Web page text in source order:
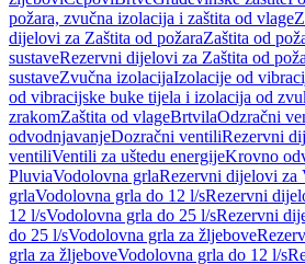
požara, zvučna izolacija i zaštita od vlage
dijelovi za Zaštita od požaraZaštita od
sustaveRezervni dijelovi za Zaštita od
sustaveZvučna izolacijaIzolacije od
od vibracijske buke tijela i izolacija od
zrakomZaštita od vlageBrtvilaOdzračni
odvodnjavanjeDozračni ventiliRezervni
ventiliVentili za uštedu energijeKrovno
PluviaVodolovna grlaRezervni dijelovi za
grlaVodolovna grla do 12 l/sRezervni
12 l/sVodolovna grla do 25 l/sRezervni
do 25 l/sVodolovna grla za žljebove
grla za žljeboveVodolovna grla do 12 l/s